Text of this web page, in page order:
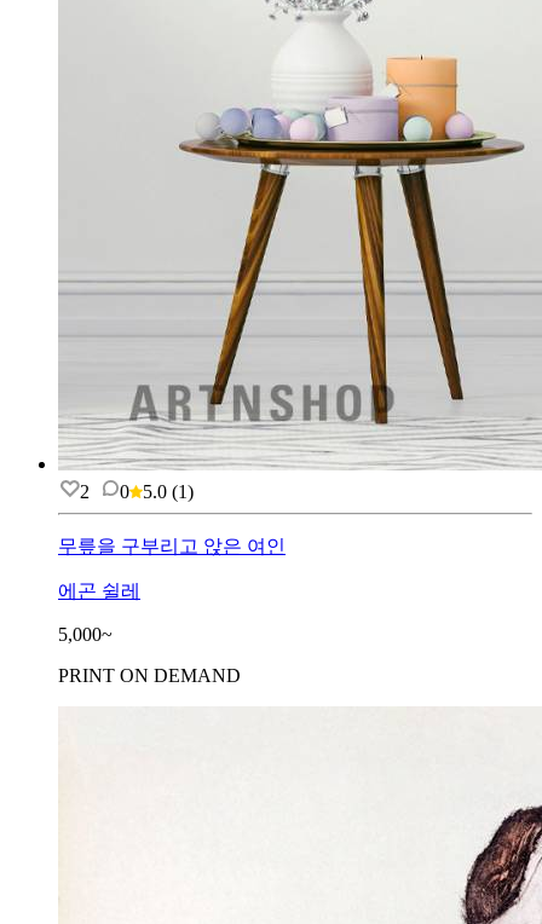
2 0 5.0 (1)
무릎을 구부리고 앉은 여인
에곤 쉴레
5,000~
PRINT ON DEMAND